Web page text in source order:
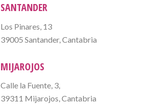
SANTANDER
Los Pinares, 13
39005 Santander, Cantabria
MIJAROJOS
Calle la Fuente, 3,
39311 Mijarojos, Cantabria